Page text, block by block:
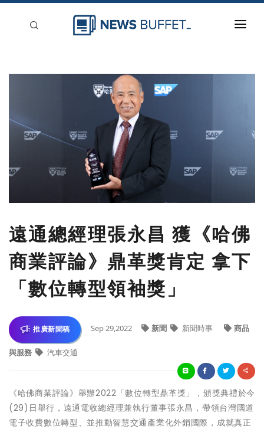
遠通總經理張永昌 獲《哈佛
商業評論》鼎革獎肯定 拿下
「數位轉型領袖獎」
推廣新聞稿 Sep 29,2022 新聞 新聞時事 商品
與服務 汽車交通
《哈佛商業評論》舉辦2022「數位轉型鼎革獎」，頒獎典禮於今
(29)日舉行，遠通電收總經理兼執行董事張永昌，帶領台灣國道
電子收費數位轉型、並推動智慧交通產業化外銷國際，成就真正